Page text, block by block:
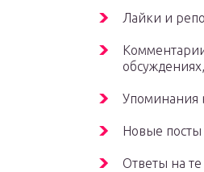
Лайки и
Упоминания
Новые посты
Ответы на